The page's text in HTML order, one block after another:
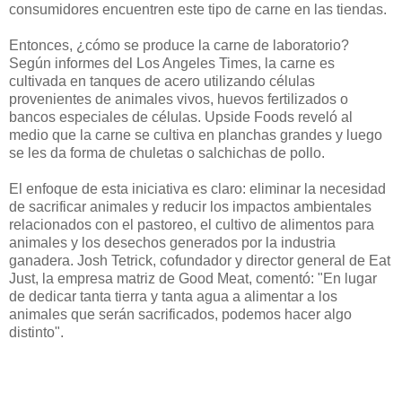
consumidores encuentren este tipo de carne en las tiendas.
Entonces, ¿cómo se produce la carne de laboratorio?
Según informes del Los Angeles Times, la carne es
cultivada en tanques de acero utilizando células
provenientes de animales vivos, huevos fertilizados o
bancos especiales de células. Upside Foods reveló al
medio que la carne se cultiva en planchas grandes y luego
se les da forma de chuletas o salchichas de pollo.
El enfoque de esta iniciativa es claro: eliminar la necesidad
de sacrificar animales y reducir los impactos ambientales
relacionados con el pastoreo, el cultivo de alimentos para
animales y los desechos generados por la industria
ganadera. Josh Tetrick, cofundador y director general de Eat
Just, la empresa matriz de Good Meat, comentó: "En lugar
de dedicar tanta tierra y tanta agua a alimentar a los
animales que serán sacrificados, podemos hacer algo
distinto".